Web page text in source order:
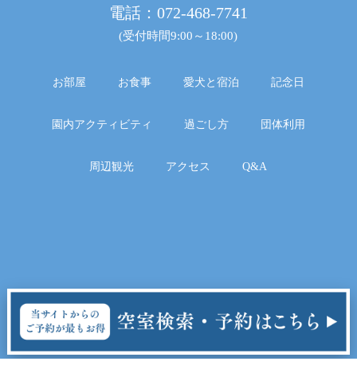
電話： 072-468-7741
(受付時間9:00～18:00)
お部屋 お食事 愛犬と宿泊 記念日
園内アクティビティ 過ごし方 団体利用
周辺観光 アクセス Q&A